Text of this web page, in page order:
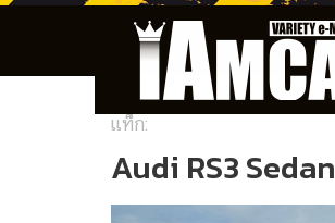
แท็ก:
Audi RS3 Sedan